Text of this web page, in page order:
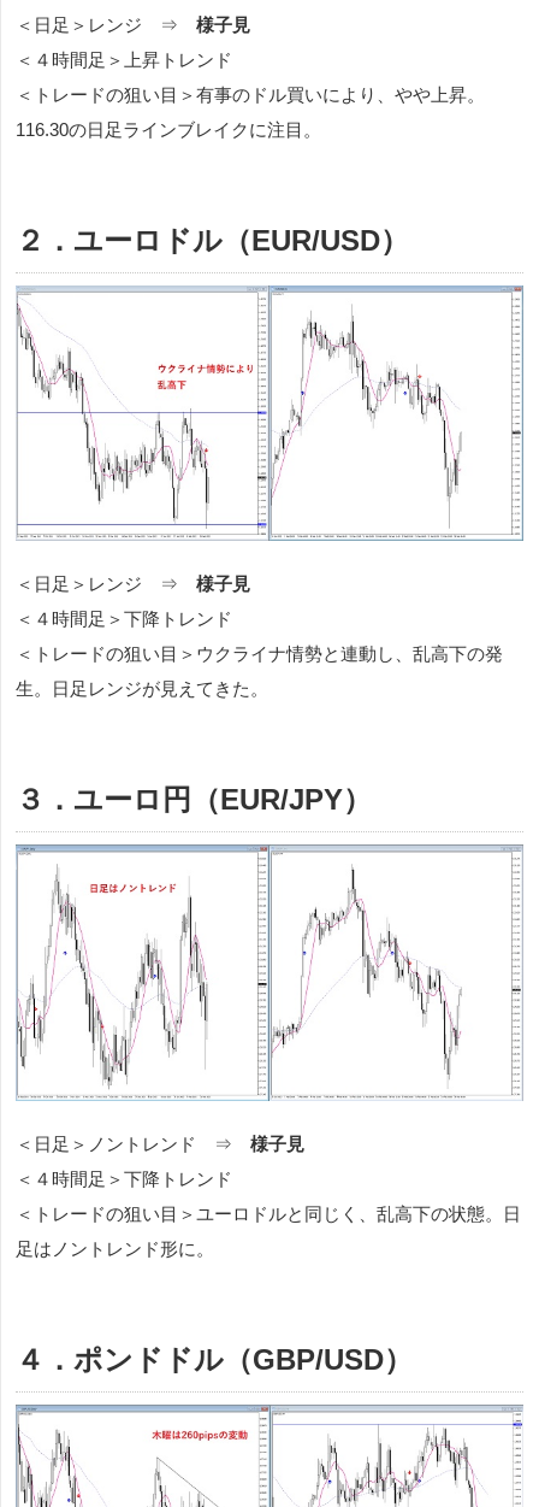
＜日足＞レンジ ⇒ 様子見
＜４時間足＞上昇トレンド
＜トレードの狙い目＞有事のドル買いにより、やや上昇。
116.30の日足ラインブレイクに注目。
２．ユーロドル（EUR/USD）
＜日足＞レンジ ⇒ 様子見
＜４時間足＞下降トレンド
＜トレードの狙い目＞ウクライナ情勢と連動し、乱高下の発
生。日足レンジが見えてきた。
３．ユーロ円（EUR/JPY）
＜日足＞ノントレンド ⇒ 様子見
＜４時間足＞下降トレンド
＜トレードの狙い目＞ユーロドルと同じく、乱高下の状態。日
足はノントレンド形に。
４．ポンドドル（GBP/USD）